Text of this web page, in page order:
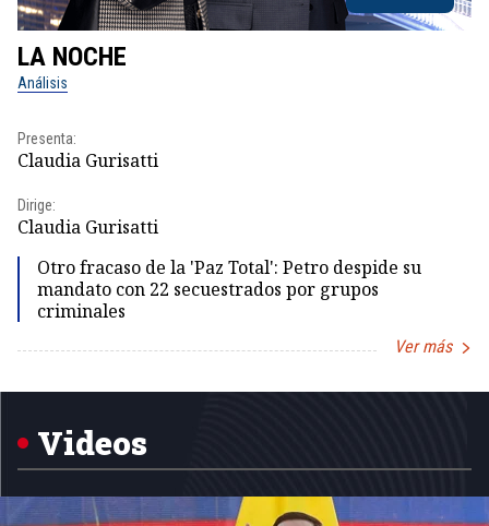
LA NOCHE
Análisis
Presenta:
Claudia Gurisatti
Dirige:
Claudia Gurisatti
Otro fracaso de la 'Paz Total': Petro despide su
mandato con 22 secuestrados por grupos
criminales
Ver más
1
Videos